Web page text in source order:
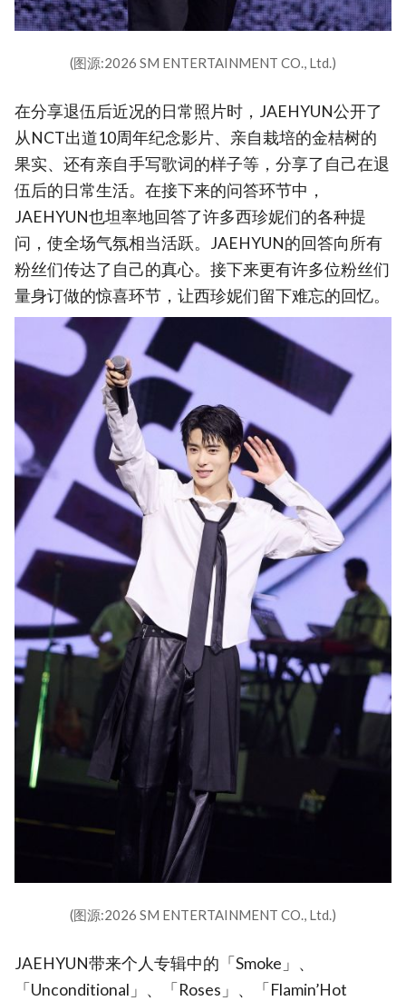
(图源:2026 SM ENTERTAINMENT CO., Ltd.)
在分享退伍后近况的日常照片时，JAEHYUN公开了
从NCT出道10周年纪念影片、亲自栽培的金桔树的
果实、还有亲自手写歌词的样子等，分享了自己在退
伍后的日常生活。在接下来的问答环节中，
JAEHYUN也坦率地回答了许多西珍妮们的各种提
问，使全场气氛相当活跃。JAEHYUN的回答向所有
粉丝们传达了自己的真心。接下来更有许多位粉丝们
量身订做的惊喜环节，让西珍妮们留下难忘的回忆。
(图源:2026 SM ENTERTAINMENT CO., Ltd.)
JAEHYUN带来个人专辑中的「Smoke」、
「Unconditional」、「Roses」、「Flamin’Hot